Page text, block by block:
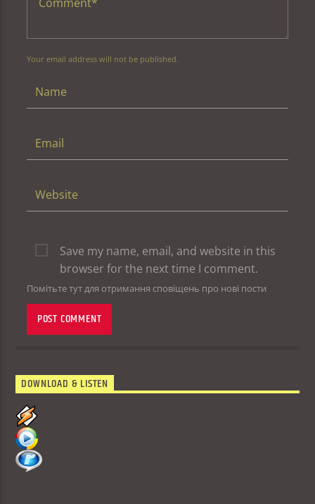
Your email address will not be published.
Save my name, email, and website in this
browser for the next time I comment.
Помітьте тут для отримання сповіщень про нові пости
DOWNLOAD & LISTEN